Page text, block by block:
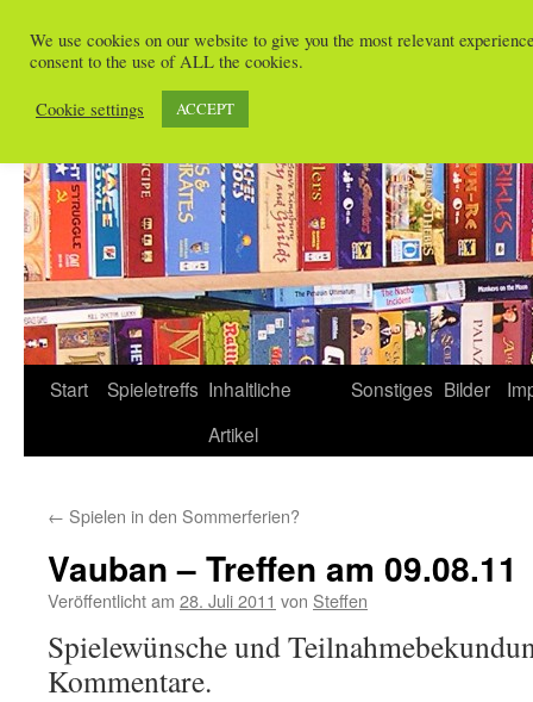
Zum
Spieletreffs in Freiburg
Start Spieletreffs Inhaltliche
Artikel
Sonstiges Bilder
← Spielen in den Sommerferien?
Vauban – Treffen am 09.08.11
Veröffentlicht am 28. Juli 2011 von Steffen
Spielewünsche und
Kommentare.
We use cookies on our website to give you the most relevant
consent to the use of ALL the cookies.
Cookie settings ACCEPT